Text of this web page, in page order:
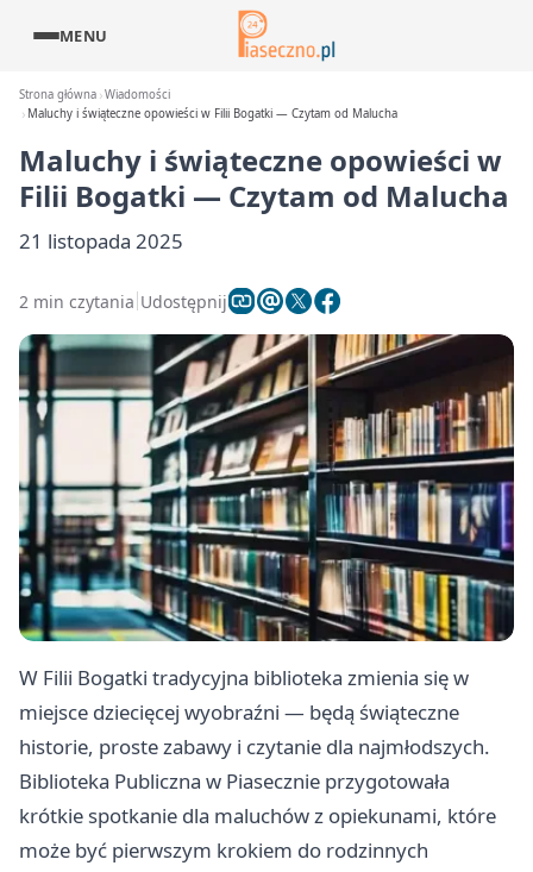
MENU
Strona główna Wiadomości
Maluchy i świąteczne opowieści w Filii Bogatki — Czytam od Malucha
Maluchy i świąteczne opowieści w
Filii Bogatki — Czytam od Malucha
21 listopada 2025
2 min czytania Udostępnij
W Filii Bogatki tradycyjna biblioteka zmienia się w
miejsce dziecięcej wyobraźni — będą świąteczne
historie, proste zabawy i czytanie dla najmłodszych.
Biblioteka Publiczna w Piasecznie przygotowała
krótkie spotkanie dla maluchów z opiekunami, które
może być pierwszym krokiem do rodzinnych